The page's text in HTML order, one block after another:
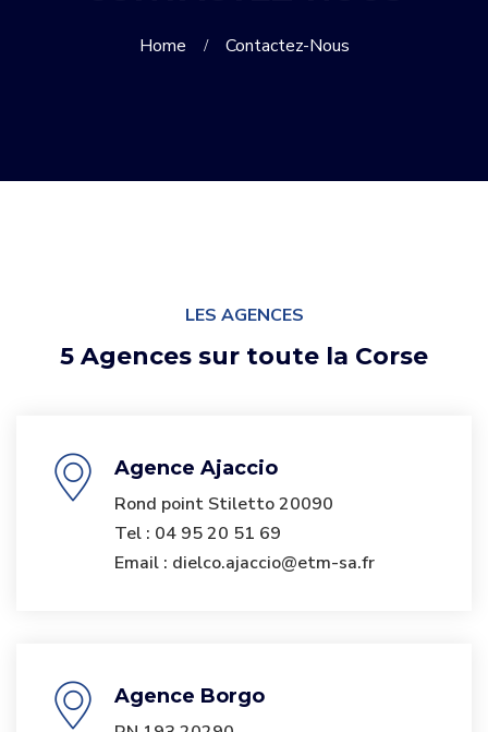
Home Contactez-Nous
LES AGENCES
5 Agences sur toute la Corse
Agence Ajaccio
Rond point Stiletto 20090
Tel : 04 95 20 51 69
Email : dielco.ajaccio@etm-sa.fr
Agence Borgo